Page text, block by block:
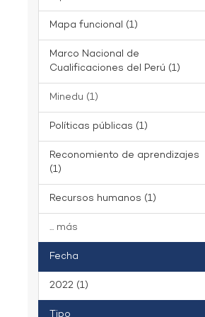
Mapa funcional (1)
Marco Nacional de
Cualificaciones del Perú (1)
Minedu (1)
Políticas públicas (1)
Reconomiento de aprendizajes
(1)
Recursos humanos (1)
... más
Fecha
2022 (1)